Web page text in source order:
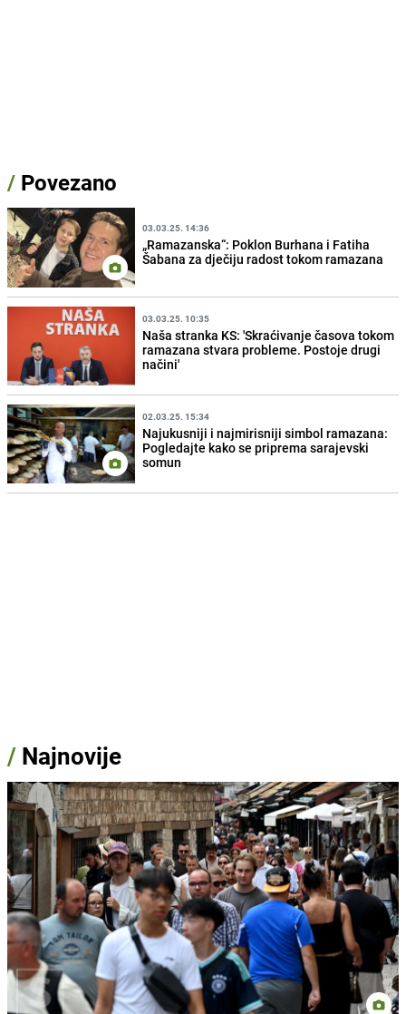
/ Povezano
03.03.25. 14:36
„Ramazanska“: Poklon Burhana i Fatiha
Šabana za dječiju radost tokom ramazana
03.03.25. 10:35
Naša stranka KS: 'Skraćivanje časova tokom
ramazana stvara probleme. Postoje drugi
načini'
02.03.25. 15:34
Najukusniji i najmirisniji simbol ramazana:
Pogledajte kako se priprema sarajevski
somun
/ Najnovije